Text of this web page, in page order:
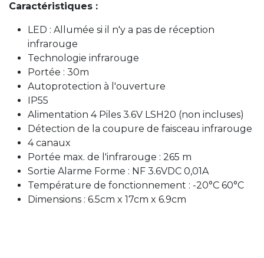
Caractéristiques :
LED : Allumée si il n'y a pas de réception
infrarouge
Technologie infrarouge
Portée : 30m
Autoprotection à l'ouverture
IP55
Alimentation 4 Piles 3.6V LSH20 (non incluses)
Détection de la coupure de faisceau infrarouge
4 canaux
Portée max. de l'infrarouge : 265 m
Sortie Alarme Forme : NF 3.6VDC 0,01A
Température de fonctionnement : -20°C 60°C
Dimensions : 6.5cm x 17cm x 6.9cm